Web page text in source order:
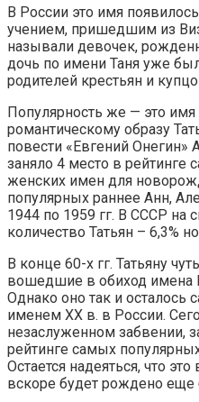
В России это имя
учением, пришедшим из
называли девочек,
дочь по имени Таня уже
родителей крестьян и
Популярность же — это
романтическому образу
повести «Евгений Онегин»
заняло 4 место в рейтинге
женских имен для
популярных раннее Анн,
1944 по 1959 гг. В СССР на
количество Татьян – 6,3%
В конце 60-х гг. Татьяну
вошедшие в обиход имена
Однако оно так и
именем XX в. в России.
незаслуженном забвении,
рейтинге самых
Остается надеяться, что
вскоре будет рождено еще